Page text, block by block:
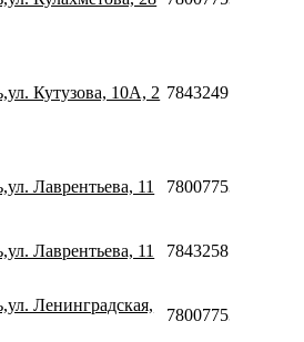
Кутузова, 10А, 2 78432491199
Лаврентьева, 11 78007753553
Лаврентьева, 11 78432585834
Ленинградская,
78007753553